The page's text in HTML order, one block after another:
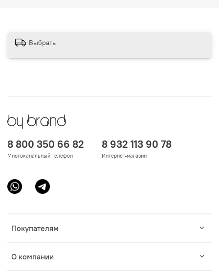
Выбрать
Покупателям
О компании
8 800 350 66 82
Многоканальный телефон
8 932 113 90 78
Интернет-магазин